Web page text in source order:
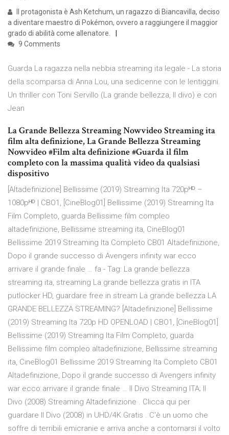
Il protagonista è Ash Ketchum, un ragazzo di Biancavilla, deciso
a diventare maestro di Pokémon, ovvero a raggiungere il maggior
grado di abilità come allenatore.
9 Comments
Guarda La ragazza nella nebbia streaming ita legale - La storia
della scomparsa di Anna Lou, una sedicenne con le lentiggini.
Un thriller con Toni Servillo (La grande bellezza, Il divo) e con
Jean
La Grande Bellezza Streaming Nowvideo Streaming ita
film alta definizione, La Grande Bellezza Streaming
Nowvideo #Film alta definizione #Guarda il film
completo con la massima qualità video da qualsiasi
dispositivo
[Altadefinizione] Bellissime (2019) Streaming Ita 720pᴴᴰ –
1080pᴴᴰ | CBO1, [CineBlog01] Bellissime (2019) Streaming Ita
Film Completo, guarda Bellissime film compleo
altadefinizione, Bellissime streaming ita, CineBlog01
Bellissime 2019 Streaming Ita Completo CB01 Altadefinizione,
Dopo il grande successo di Avengers infinity war ecco
arrivare il grande finale … fa - Tag: La grande bellezza
streaming ita, streaming La grande bellezza gratis in ITA
putlocker HD, guardare free in stream La grande bellezza LA
GRANDE BELLEZZA STREAMING? [Altadefinizione] Bellissime
(2019) Streaming Ita 720p HD OPENLOAD | CBO1, [CineBlog01]
Bellissime (2019) Streaming Ita Film Completo, guarda
Bellissime film compleo altadefinizione, Bellissime streaming
ita, CineBlog01 Bellissime 2019 Streaming Ita Completo CB01
Altadefinizione, Dopo il grande successo di Avengers infinity
war ecco arrivare il grande finale … Il Divo Streaming ITA; Il
Divo (2008) Streaming Altadefinizione . Clicca qui per
guardare Il Divo (2008) in UHD/4K Gratis . C'è un uomo che
soffre di terribili emicranie e arriva anche a contornarsi il volto